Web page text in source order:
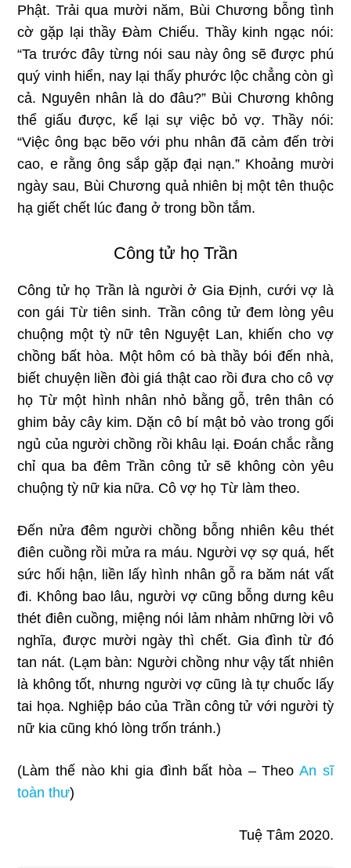
Phật. Trải qua mười năm, Bùi Chương bỗng tình
cờ gặp lại thầy Đàm Chiếu. Thầy kinh ngạc nói:
“Ta trước đây từng nói sau này ông sẽ được phú
quý vinh hiển, nay lại thấy phước lộc chẳng còn gì
cả. Nguyên nhân là do đâu?” Bùi Chương không
thể giấu được, kể lại sự việc bỏ vợ. Thầy nói:
“Việc ông bạc bẽo với phu nhân đã cảm đến trời
cao, e rằng ông sắp gặp đại nạn.” Khoảng mười
ngày sau, Bùi Chương quả nhiên bị một tên thuộc
hạ giết chết lúc đang ở trong bồn tắm.
Công tử họ Trần
Công tử họ Trần là người ở Gia Định, cưới vợ là
con gái Từ tiên sinh. Trần công tử đem lòng yêu
chuộng một tỳ nữ tên Nguyệt Lan, khiến cho vợ
chồng bất hòa. Một hôm có bà thầy bói đến nhà,
biết chuyện liền đòi giá thật cao rồi đưa cho cô vợ
họ Từ một hình nhân nhỏ bằng gỗ, trên thân có
ghim bảy cây kim. Dặn cô bí mật bỏ vào trong gối
ngủ của người chồng rồi khâu lại. Đoán chắc rằng
chỉ qua ba đêm Trần công tử sẽ không còn yêu
chuộng tỳ nữ kia nữa. Cô vợ họ Từ làm theo.
Đến nửa đêm người chồng bỗng nhiên kêu thét
điên cuồng rồi mửa ra máu. Người vợ sợ quá, hết
sức hối hận, liền lấy hình nhân gỗ ra băm nát vất
đi. Không bao lâu, người vợ cũng bỗng dưng kêu
thét điên cuồng, miệng nói lảm nhảm những lời vô
nghĩa, được mười ngày thì chết. Gia đình từ đó
tan nát. (Lạm bàn: Người chồng như vậy tất nhiên
là không tốt, nhưng người vợ cũng là tự chuốc lấy
tai họa. Nghiệp báo của Trần công tử với người tỳ
nữ kia cũng khó lòng trốn tránh.)
(Làm thế nào khi gia đình bất hòa – Theo An sĩ
toàn thư)
Tuệ Tâm 2020.